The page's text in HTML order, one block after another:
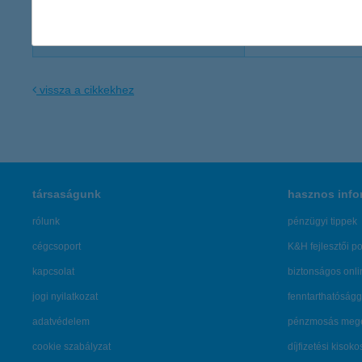
vissza a cikkekhez
társaságunk
rólunk
cégcsoport
kapcsolat
jogi nyilatkozat
adatvédelem
cookie szabályzat
hasznos
pénzügyi tippek
K&H fejlesztői
biztonságos
pénzmosás
díjfizetési